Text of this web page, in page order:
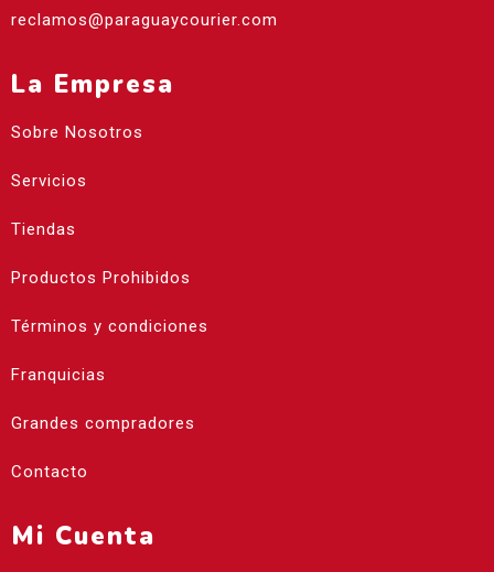
reclamos@paraguaycourier.com
La Empresa
Sobre Nosotros
Servicios
Tiendas
Productos Prohibidos
Términos y condiciones
Franquicias
Grandes compradores
Contacto
Mi Cuenta